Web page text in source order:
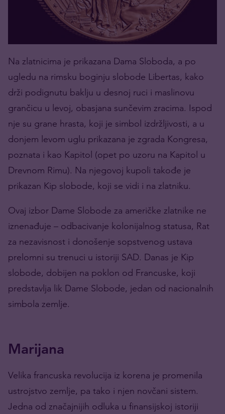
Na zlatnicima je prikazana Dama Sloboda, a po
ugledu na rimsku boginju slobode Libertas, kako
drži podignutu baklju u desnoj ruci i maslinovu
grančicu u levoj, obasjana sunčevim zracima. Ispod
nje su grane hrasta, koji je simbol izdržljivosti, a u
donjem levom uglu prikazana je zgrada Kongresa,
poznata i kao Kapitol (opet po uzoru na Kapitol u
Drevnom Rimu). Na njegovoj kupoli takođe je
prikazan Kip slobode, koji se vidi i na zlatniku.
Ovaj izbor Dame Slobode za američke zlatnike ne
iznenađuje – odbacivanje kolonijalnog statusa, Rat
za nezavisnost i donošenje sopstvenog ustava
prelomni su trenuci u istoriji SAD. Danas je Kip
slobode, dobijen na poklon od Francuske, koji
predstavlja lik Dame Slobode, jedan od nacionalnih
simbola zemlje.
Marijana
Velika francuska revolucija iz korena je promenila
ustrojstvo zemlje, pa tako i njen novčani sistem.
Jedna od značajnijih odluka u finansijskoj istoriji